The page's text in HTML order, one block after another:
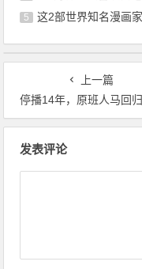
5 这2部世界知名漫画
上一篇
停播14年，原班人马回归的《新吊带袜天使》到底有多爽？
发表评论